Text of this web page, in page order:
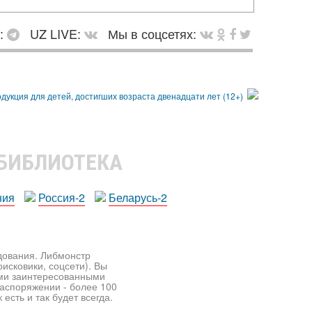
UZ LIVE:
Мы в соцсетях:
Россия-2
Беларусь-2
Либмонстр
соцсети). Вы
заинтересованными
- более 100
и так будет всегда.